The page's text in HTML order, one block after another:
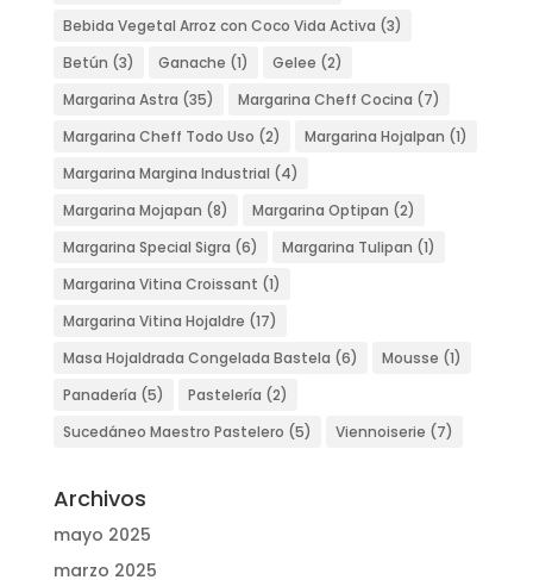
Bebida Vegetal Arroz con Coco Vida Activa (3)
Betún (3) Ganache (1) Gelee (2)
Margarina Astra (35) Margarina Cheff Cocina (7)
Margarina Cheff Todo Uso (2) Margarina Hojalpan (1)
Margarina Margina Industrial (4)
Margarina Mojapan (8) Margarina Optipan (2)
Margarina Special Sigra (6) Margarina Tulipan (1)
Margarina Vitina Croissant (1)
Margarina Vitina Hojaldre (17)
Masa Hojaldrada Congelada Bastela (6) Mousse (1)
Panadería (5) Pastelería (2)
Sucedáneo Maestro Pastelero (5) Viennoiserie (7)
Archivos
mayo 2025
marzo 2025